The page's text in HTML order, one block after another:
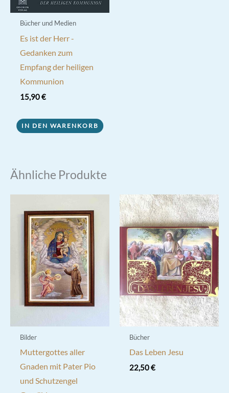
Bücher und Medien
Es ist der Herr -
Gedanken zum
Empfang der heiligen
Kommunion
15,90€
IN DEN WARENKORB
Ähnliche Produkte
Bilder
Muttergottes aller
Gnaden mit Pater Pio
und Schutzengel
Bücher
Das Leben Jesu
22,50€